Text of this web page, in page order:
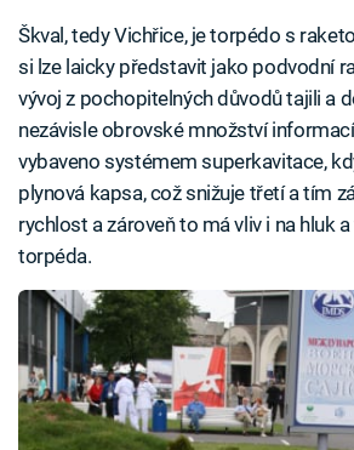
Škval, tedy Vichřice, je torpédo s
si lze laicky představit jako podvodní
vývoj z pochopitelných důvodů tajili a
nezávisle obrovské množství
vybaveno systémem superkavitace,
plynová kapsa, což snižuje třetí a tím
rychlost a zároveň to má vliv i na hluk
torpéda.